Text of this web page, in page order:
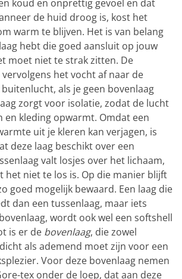
koud en onprettig gevoel en dat
de huid droog is, kost het
warm te blijven. Het is van belang
hebt die goed aansluit op jouw
moet niet te strak zitten. De
het vocht af naar de
als je geen bovenlaag
zorgt voor isolatie, zodat de lucht
en kleding opwarmt. Omdat een
uit je kleren kan verjagen, is
deze laag beschikt over een
valt losjes over het lichaam,
het niet te los is. Op die manier blijft
goed mogelijk bewaard. Een laag die
dan een tussenlaag, maar iets
wordt ook wel een softshell
is er de bovenlaag, die zowel
als ademend moet zijn voor een
Voor deze bovenlaag nemen
tex onder de loep, dat aan deze